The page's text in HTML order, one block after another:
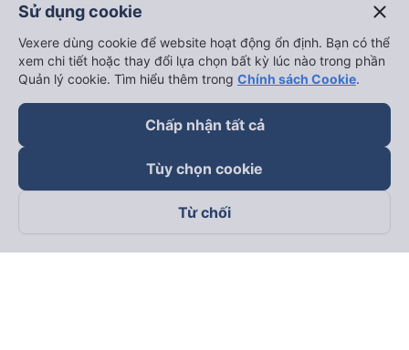
Theo dõi chúng tôi trên
Sử dụng cookie close
Vexere dùng cookie để website hoạt động ổn định. Bạn có thể
xem chi tiết hoặc thay đổi lựa chọn bất kỳ lúc nào trong phần
Quản lý cookie. Tìm hiểu thêm trong Chính sách Cookie.
Chấp nhận tất cả
Tùy chọn cookie
Từ chối